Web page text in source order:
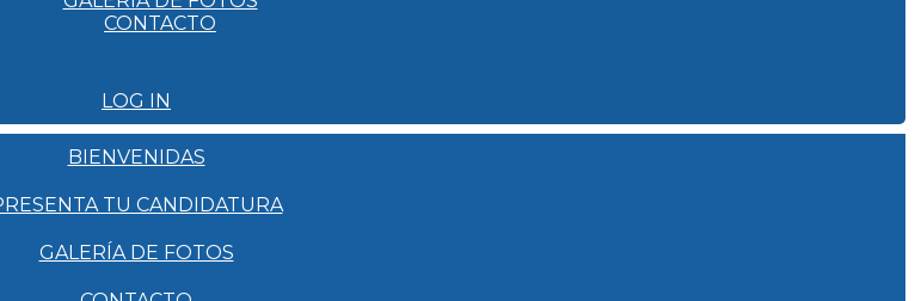
CONTACTO
LOG IN
BIENVENIDAS
TU CANDIDATURA
GALERÍA DE FOTOS